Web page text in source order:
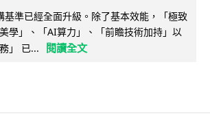
基準已經全面升級。除了基本效能，「極致
學」、「AI算力」、「前瞻技術加持」以
」 已...
閱讀全文